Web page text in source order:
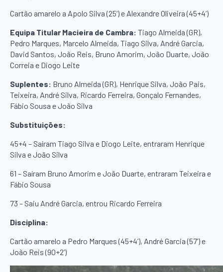
Cartão amarelo a Apolo Silva (25’) e Alexandre Oliveira (45+4’)
Equipa Titular Macieira de Cambra: Tiago Almeida (GR),
Pedro Marques, Marcelo Almeida, Tiago Silva, André Garcia,
David Santos, João Reis, Bruno Amorim, João Duarte, João
Correia e Diogo Leite
Suplentes: Bruno Almeida (GR), Henrique Silva, João Pais,
Teixeira, André Silva, Ricardo Ferreira, Gonçalo Fernandes,
Fábio Sousa e João Silva
Substituições:
45+4 – Saíram Tiago Silva e Diogo Leite, entraram Henrique
Silva e João Silva
61 – Saíram Bruno Amorim e João Duarte, entraram Teixeira e
Fábio Sousa
73 – Saiu André Garcia, entrou Ricardo Ferreira
Disciplina:
Cartão amarelo a Pedro Marques (45+4’), André Garcia (57’) e
João Reis (90+2’)